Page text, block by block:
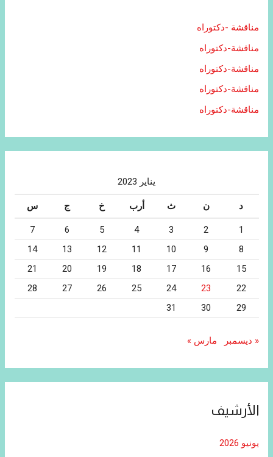
مناقشة -دكتوراه
مناقشة-دكتوراه
مناقشة-دكتوراه
مناقشة-دكتوراه
مناقشة-دكتوراه
يناير 2023
د ن ث أرب خ ج س
1
2
3
4
5
6
7
8
9
10
11
12
13
14
15
16
17
18
19
20
21
22
23
24
25
26
27
28
29
30
31
« ديسمبر مارس »
الأرشيف
يونيو 2026